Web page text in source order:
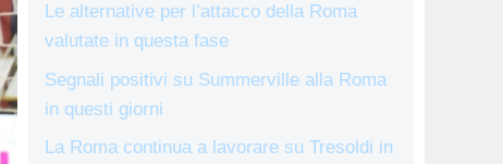
Le alternative per l’attacco della Roma
valutate in questa fase
Segnali positivi su Summerville alla Roma
in questi giorni
La Roma continua a lavorare su Tresoldi in